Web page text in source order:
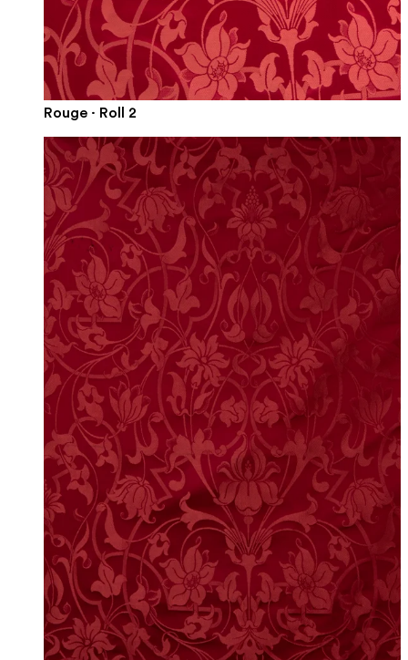
Rouge · Roll 2